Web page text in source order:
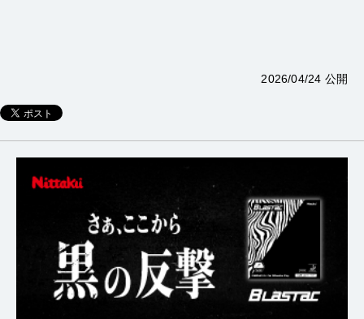
2026/04/24 公開